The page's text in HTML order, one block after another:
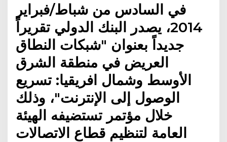
في السادس من شباط/فبراير
2014، يصدر البنك الدولي تقريراً
جديداً بعنوان "شبكات النطاق
العريض في منطقة الشرق
الأوسط وشمال افريقيا: تسريع
الوصول إلى الإنترنت"، وذلك
خلال مؤتمر تستضيفه الهيئة
العامة لتنظيم قطاع الاتصالات